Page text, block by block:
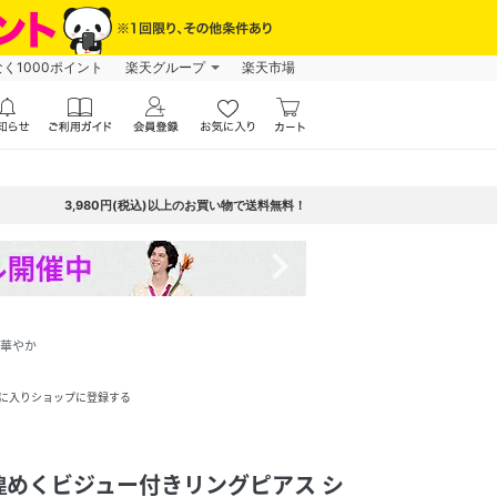
1000ポイント 楽天グループ 楽天市場
3,980円(税込)以上のお買い物で送料無料！
やか
入りショップに登録する
くビジュー付きリングピアス シ